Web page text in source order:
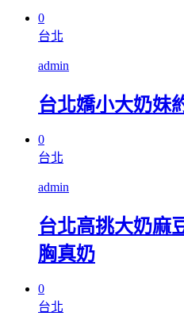
0
台北
admin
台北嬌小大奶妹
0
台北
admin
台北高挑大奶麻
胸真奶
0
台北